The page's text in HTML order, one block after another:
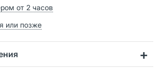
от 2 часов
или позже